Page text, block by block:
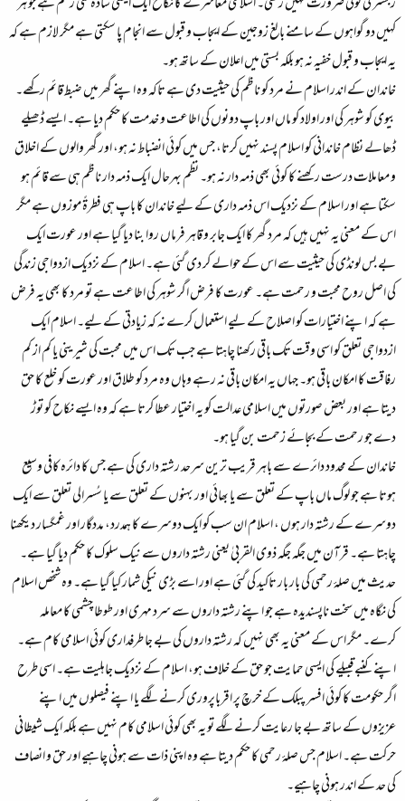
کہیں دو گواہوں کے سامنے بالغ زوجین کے ایجاب و قبول سے انجام پا سکتی ہے مگر لازم ہے کہ
یہ ایجاب و قبول خفیہ نہ ہو بلکہ بستی میں اعلان کے ساتھ ہو۔
خاندان کے اندر اسلام نے مرد کو ناظم کی حیثیت دی ہے تاکہ وہ اپنے گھر میں ضبط قائم رکھے۔
بیوی کو شوہر کی اور اولاد کو ماں اور باپ دونوں کی اطاعت و خدمت کا حکم دیا ہے۔ ایسے ڈھیلے
ڈھالے نظام خاندانی کو اسلام پسند نہیں کرتا، جس میں کوئی انضباط نہ ہو، اور گھر والوں کے اخلاق
و معاملات درست رکھنے کا کوئی بھی ذمہ دار نہ ہو۔ نظم بہرحال ایک ذمہ دار ناظم ہی سے قائم ہو
سکتا ہے اور اسلام کے نزدیک اس ذمہ داری کے لیے خاندان کا باپ ہی فطرۃً موزوں ہے مگر
اس کے معنی یہ نہیں ہیں کہ مرد گھر کا ایک جابر و قاہر فرماں روا بنا دیا گیا ہے اور عورت ایک
بے بس لونڈی کی حیثیت سے اس کے حوالے کر دی گئی ہے۔ اسلام کے نزدیک ازدواجی زندگی
کی اصل روح محبت و رحمت ہے۔ عورت کا فرض اگر شوہر کی اطاعت ہے تو مرد کا بھی یہ فرض
ہے کہ اپنے اختیارات کو اصلاح کے لیے استعمال کرے نہ کہ زیادتی کے لیے۔ اسلام ایک
ازدواجی تعلق کو اسی وقت تک باقی رکھنا چاہتا ہے جب تک اس میں محبت کی شیرینی یا کم از کم
رفاقت کا امکان باقی ہو۔ جہاں یہ امکان باقی نہ رہے وہاں وہ مرد کو طلاق اور عورت کو خلع کا حق
دیتا ہے اور بعض صورتوں میں اسلامی عدالت کو یہ اختیار عطا کرتا ہے کہ وہ ایسے نکاح کو توڑ
دے جو رحمت کے بجائے زحمت بن گیا ہو۔
خاندان کے محدود دائرے سے باہر قریب ترین سرحد رشتہ داری کی ہے جس کا دائرہ کافی وسیع
ہوتا ہے جو لوگ ماں باپ کے تعلق سے یا بھائی اور بہنوں کے تعلق سے یا سُسرالی تعلق سے ایک
دوسرے کے رشتہ دار ہوں ، اسلام ان سب کو ایک دوسرے کا ہمدرد، مددگار اور غمگسار دیکھنا
چاہتا ہے۔ قرآن میں جگہ جگہ ذوی القربیٰ یعنی رشتہ داروں سے نیک سلوک کا حکم دیا گیا ہے۔
حدیث میں صلۂ رحمی کی بار بار تاکید کی گئی ہے اور اسے بڑی نیکی شمار کیا گیا ہے۔ وہ شخص اسلام
کی نگاہ میں سخت ناپسندیدہ ہے جو اپنے رشتہ داروں سے سرد مہری اور طوطا چشمی کا معاملہ
کرے۔ مگر اس کے معنی یہ بھی نہیں کہ رشتہ داروں کی بے جا طرفداری کوئی اسلامی کام ہے۔
اپنے کنبے قبیلے کی ایسی حمایت جو حق کے خلاف ہو، اسلام کے نزدیک جاہلیت ہے۔ اسی طرح
اگر حکومت کا کوئی افسر پبلک کے خرچ پر اقرباپروری کرنے لگے یا اپنے فیصلوں میں اپنے
عزیزوں کے ساتھ بے جا رعایت کرنے لگے تو یہ بھی کوئی اسلامی کام نہیں ہے بلکہ ایک شیطانی
حرکت ہے۔ اسلام جس صلۂ رحمی کا حکم دیتا ہے وہ اپنی ذات سے ہونی چاہیے اور حق و انصاف
کی حد کے اندر ہونی چاہیے۔